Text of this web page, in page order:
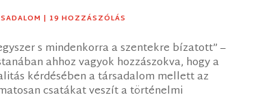
| 19 HOZZÁSZÓLÁS
s mindenkorra a szentekre bízatott” –
ahhoz vagyok hozzászokva, hogy a
kérdésében a társadalom mellett az
csatákat veszít a történelmi